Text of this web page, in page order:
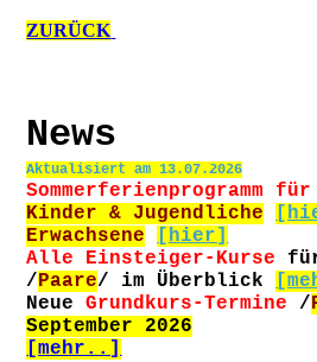
ZURÜCK
News
Aktualisiert am 13.07.2026
Sommerferienprogramm
Kinder & Jugendliche
Erwachsene
[hier]
Alle Einsteiger-Kurse
/Paare/ im Überblick
NeueGrundkurs-Termine /
September 2026
[mehr..]